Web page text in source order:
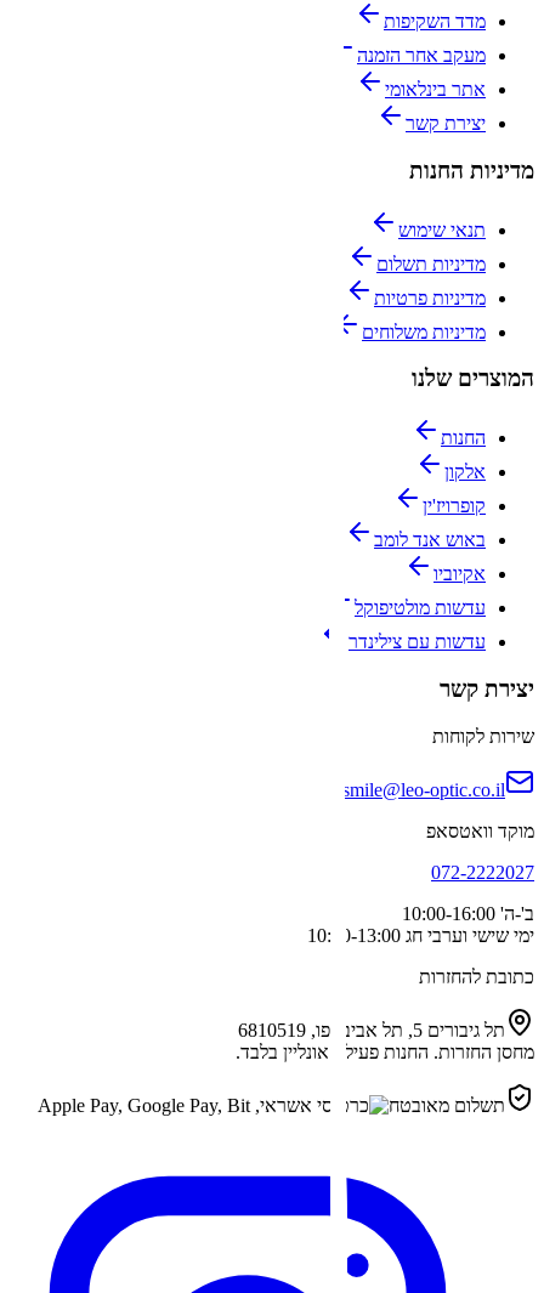
מדד השקיפות
מעקב אחר הזמנה
אתר בינלאומי
יצירת קשר
מדיניות החנות
תנאי שימוש
מדיניות תשלום
מדיניות פרטיות
מדיניות משלוחים
המוצרים שלנו
החנות
אלקון
קופרויז'ין
באוש אנד לומב
אקיוביו
עדשות מולטיפוקל
עדשות עם צילינדר
יצירת קשר
שירות לקוחות
smile@leo-optic.co.il
מוקד וואטסאפ
072-2222027
ב'-ה'
ימי שישי וערבי חג 10:00-13:00
כתובת להחזרות
תל גיבורים 5, תל אביב-יפו, 6810519
מחסן החזרות. החנות פעילה אונליין בלבד.
תשלום מאובטח